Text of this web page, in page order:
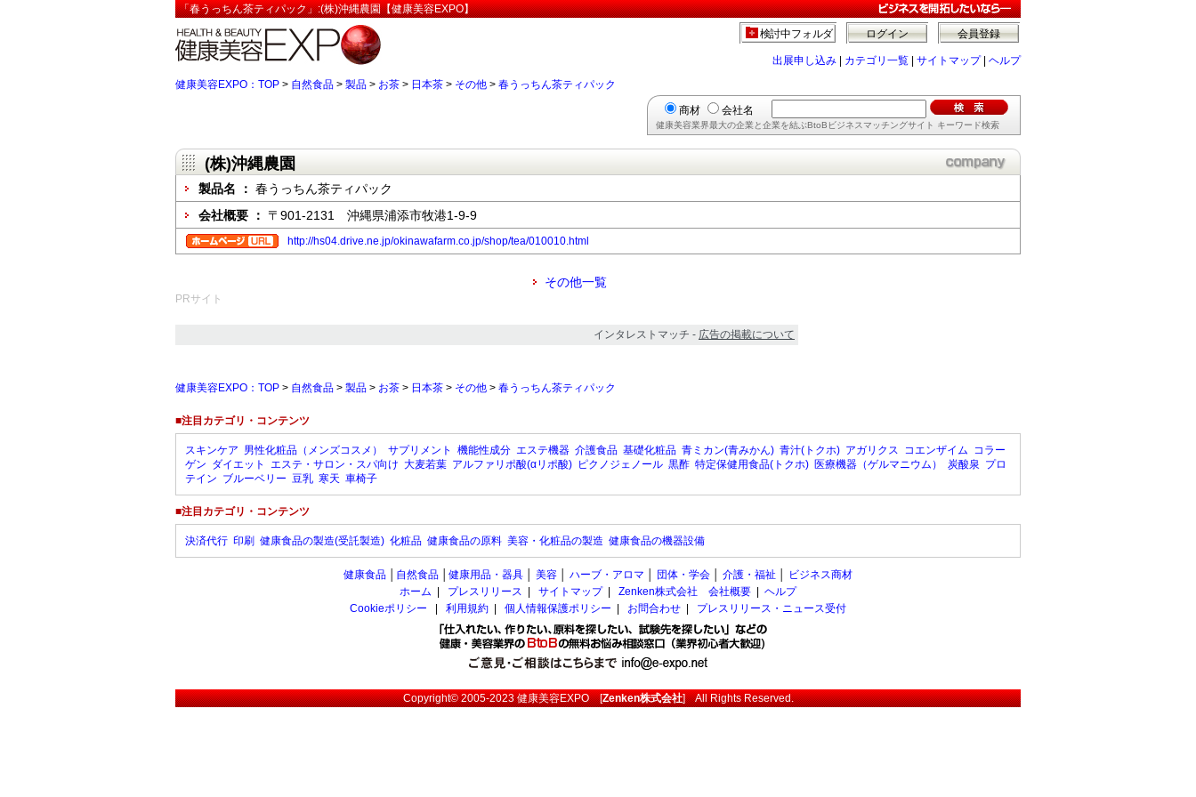
「春うっちん茶ティパック」:(株)沖縄農園【健康美容EXPO】
会員登録
ログイン
検討中フォルダ
出展申し込み カテゴリ一覧 サイトマップ| ヘルプ
健康美容EXPO：TOP > 自然食品 > 製品 > お茶 > 日本茶 > その他 > 春うっちん茶ティパック
商材 会社名
健康美容業界最大の企業と企業を結ぶBtoBビジネスマッチングサイト キーワード検索
(株)沖縄農園
製品名 ： 春うっちん茶ティパック
会社概要 ： 〒901-2131 沖縄県浦添市牧港1-9-9
http://hs04.drive.ne.jp/okinawafarm.co.jp/shop/tea/010010.html
その他一覧
PRサイト
インタレストマッチ - 広告の掲載について
健康美容EXPO：TOP > 自然食品 > 製品 > お茶 > 日本茶 > その他 > 春うっちん茶ティパック
■注目カテゴリ・コンテンツ
スキンケア 男性化粧品（メンズコスメ） サプリメント 機能性成分 エステ機器 介護食品 基礎化粧品 青ミカン(青みかん) 青汁(トクホ) アガリクス コエンザイム コラー
ゲン ダイエット エステ・サロン・スパ向け 大麦若葉 アルファリポ酸(αリポ酸) ピクノジェノール 黒酢 特定保健用食品(トクホ) 医療機器（ゲルマニウム） 炭酸泉 プロ
テイン ブルーベリー 豆乳 寒天 車椅子
■注目カテゴリ・コンテンツ
決済代行 印刷 健康食品の製造(受託製造) 化粧品 健康食品の原料 美容・化粧品の製造 健康食品の機器設備
健康食品 自然食品 健康用品・器具 美容 ハーブ・アロマ 団体・学会 介護・福祉
ビジネス商材
ホーム
プレスリリース サイトマップ| Zenken株式会社 会社概要
ヘルプ
Cookieポリシー
利用規約 個人情報保護ポリシー お問合わせ プレスリリース・ニュース受付
Copyright© 2005-2023健康美容EXPO[Zenken株式会社] All Rights Reserved.